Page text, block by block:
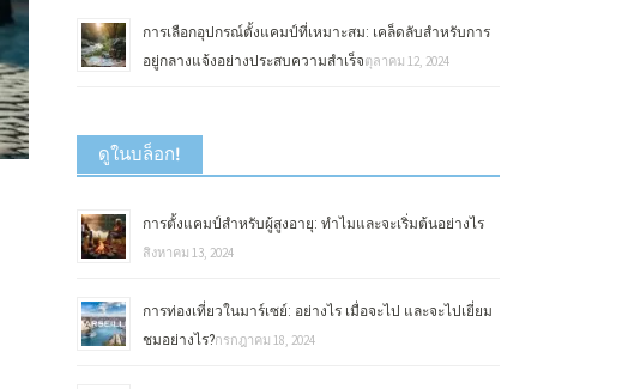
การเลือกอุปกรณ์ตั้งแคมป์ที่เหมาะสม: เคล็ดลับสำหรับการ
อยู่กลางแจ้งอย่างประสบความสำเร็จตุลาคม 12, 2024
ดูในบล็อก!
การตั้งแคมป์สำหรับผู้สูงอายุ: ทำไมและจะเริ่มต้นอย่างไร
สิงหาคม 13, 2024
การท่องเที่ยวในมาร์เซย์: อย่างไร เมื่อจะไป และจะไปเยี่ยม
ชมอย่างไร?กรกฎาคม 18, 2024